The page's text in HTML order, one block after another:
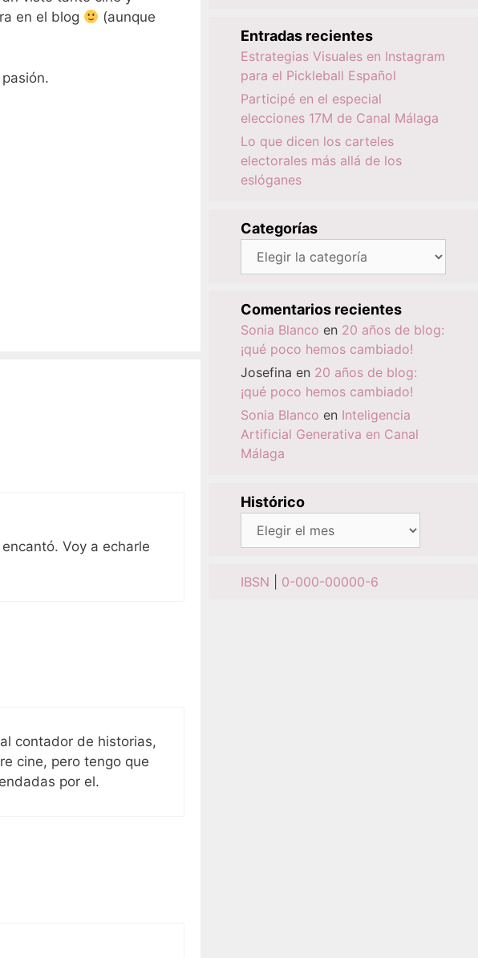
en el blog
(aunque
Voy a echarle
contador de historias,
cine, pero tengo que
por el.
Entradas recientes
Estrategias Visuales en Instagram
para el Pickleball Español
Participé en el especial
elecciones 17M de Canal Málaga
Lo que dicen los carteles
electorales más allá de los
eslóganes
Categorías
Categorías
Comentarios recientes
Sonia Blanco en 20 años de blog:
¡qué poco hemos cambiado!
Josefina en 20 años de blog:
¡qué poco hemos cambiado!
Sonia Blanco en Inteligencia
Artificial Generativa en Canal
Málaga
Histórico
Histórico
IBSN 0-000-00000-6